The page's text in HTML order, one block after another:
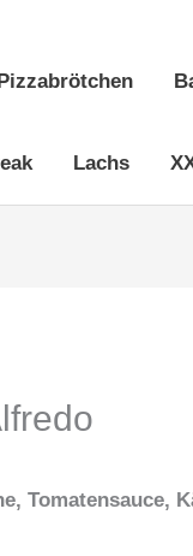
Lachs
Tomatensauce,